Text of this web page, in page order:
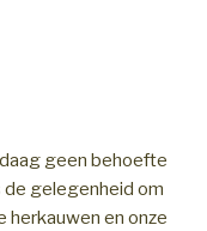
geen behoefte
gelegenheid om
herkauwen en onze